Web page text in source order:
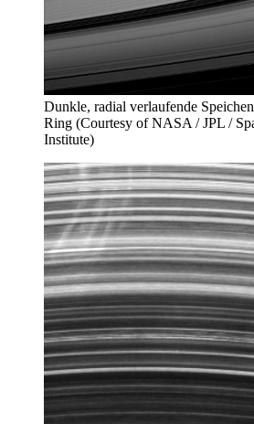
Dunkle, radial verlaufende
Ring (Courtesy of NASA / JPL /
Institute)